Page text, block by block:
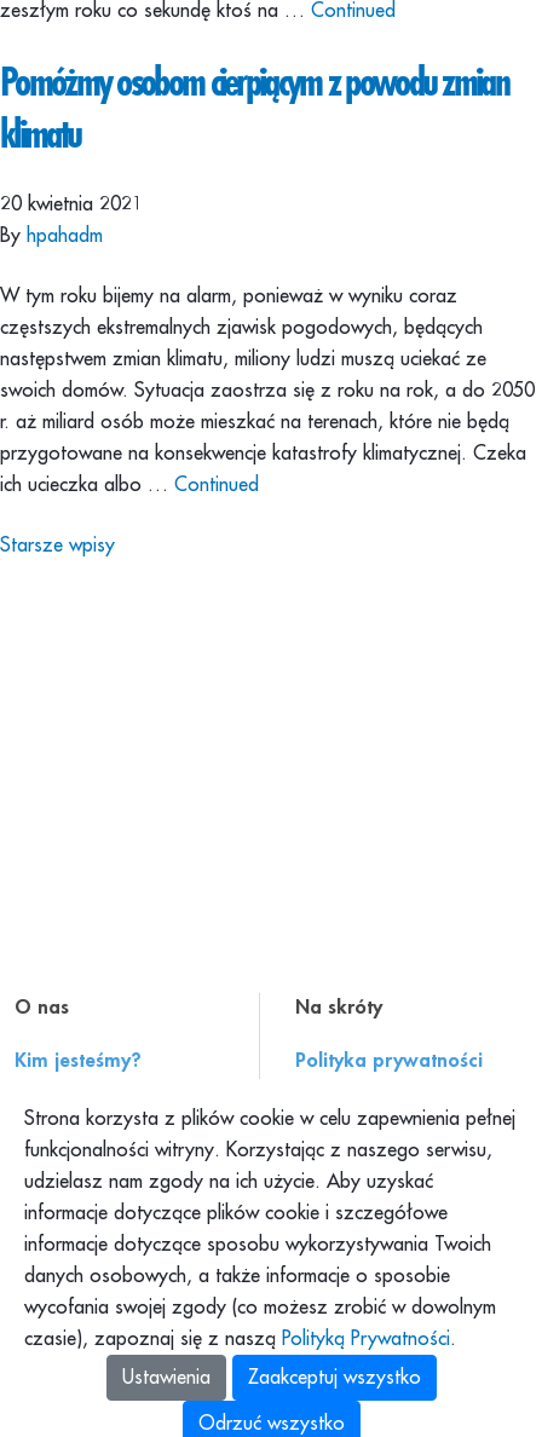
zeszłym roku co sekundę ktoś na … Continued
Pomóżmy osobom cierpiącym z powodu zmian
klimatu
20 kwietnia 2021
By hpahadm
W tym roku bijemy na alarm, ponieważ w wyniku coraz
częstszych ekstremalnych zjawisk pogodowych, będących
następstwem zmian klimatu, miliony ludzi muszą uciekać ze
swoich domów. Sytuacja zaostrza się z roku na rok, a do 2050
r. aż miliard osób może mieszkać na terenach, które nie będą
przygotowane na konsekwencje katastrofy klimatycznej. Czeka
ich ucieczka albo … Continued
Nawigacja po wpisach
Starsze wpisy
O nas
Kim jesteśmy?
Konteksty PAH
Klub PAH
Program Pajacyk
Platforma DOM
Platforma Pomagamy
Zbiórki Siepomaga
Na skróty
Polityka prywatności
Składanie skarg
Dokumenty
Praca w PAH
Dla mediów
Podkast PAH: „Tolerancja
to za mało”
Strona korzysta z plików cookie w celu zapewnienia pełnej
funkcjonalności witryny. Korzystając z naszego serwisu,
udzielasz nam zgody na ich użycie. Aby uzyskać
informacje dotyczące plików cookie i szczegółowe
informacje dotyczące sposobu wykorzystywania Twoich
danych osobowych, a także informacje o sposobie
wycofania swojej zgody (co możesz zrobić w dowolnym
czasie), zapoznaj się z naszą Polityką Prywatności.
Ustawienia
Zaakceptuj wszystko
Odrzuć wszystko